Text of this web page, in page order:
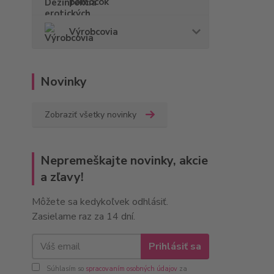
Výrobcovia
Novinky
Zobraziť všetky novinky
Nepremeškajte novinky, akcie
a zľavy!
Môžete sa kedykoľvek odhlásiť.
Zasielame raz za 14 dní.
Prihlásiť sa
Súhlasím so spracovaním osobných údajov za